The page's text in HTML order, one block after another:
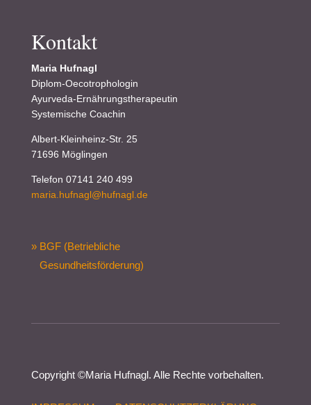
Kontakt
Maria Hufnagl
Diplom-Oecotrophologin
Ayurveda-Ernährungstherapeutin
Systemische Coachin
Albert-Kleinheinz-Str. 25
71696 Möglingen
Telefon 07141 240 499
maria.hufnagl@hufnagl.de
» BGF (Betriebliche
Gesundheitsförderung)
Copyright ©Maria Hufnagl. Alle Rechte vorbehalten.